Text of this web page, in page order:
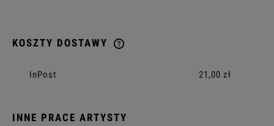
KOSZTY DOSTAWY
InPost 21,00 zł
INNE PRACE ARTYSTY